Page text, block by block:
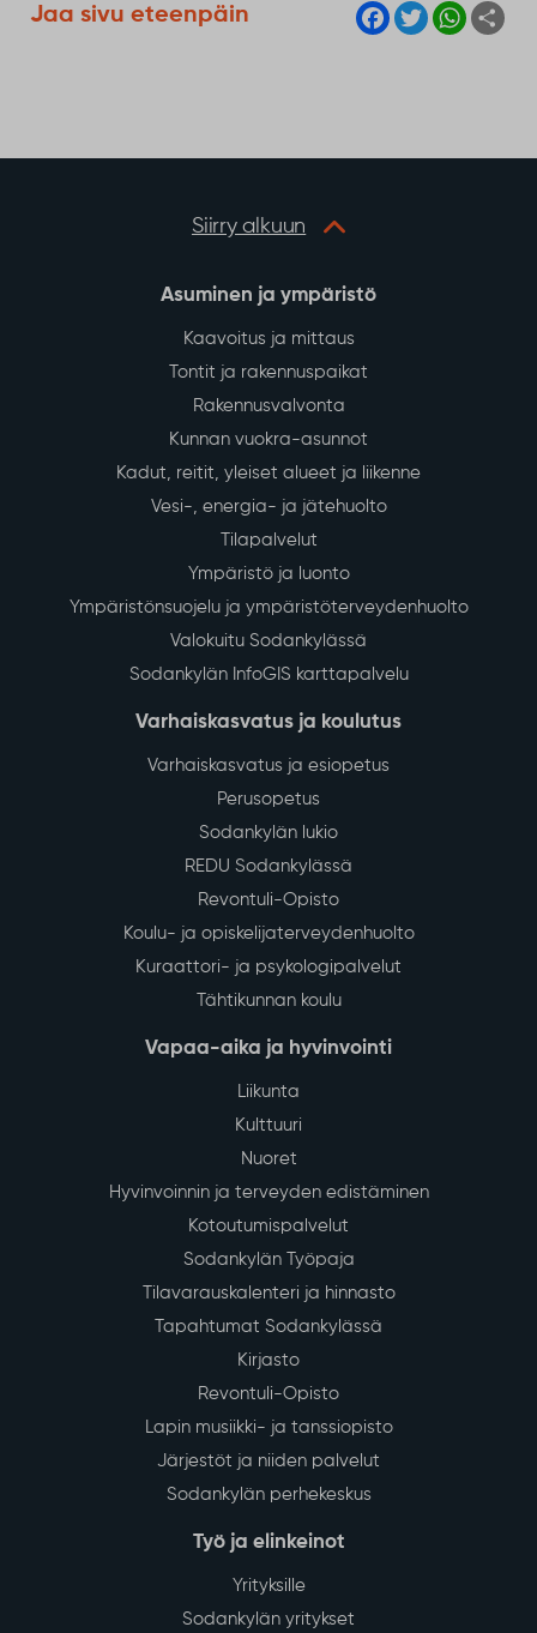
Jaa sivu eteenpäin
F
a
T
w
W
h
Siirry alkuun
Asuminen ja ympäristö
Kaavoitus ja mittaus
Tontit ja rakennuspaikat
Rakennusvalvonta
Kunnan vuokra-asunnot
Kadut, reitit, yleiset alueet ja liikenne
Vesi-, energia- ja jätehuolto
Tilapalvelut
Ympäristö ja luonto
Ympäristönsuojelu ja ympäristöterveydenhuolto
Valokuitu Sodankylässä
Sodankylän InfoGIS karttapalvelu
Varhaiskasvatus ja koulutus
Varhaiskasvatus ja esiopetus
Perusopetus
Sodankylän lukio
REDU Sodankylässä
Revontuli-Opisto
Koulu- ja opiskelijaterveydenhuolto
Kuraattori- ja psykologipalvelut
Tähtikunnan koulu
Vapaa-aika ja hyvinvointi
Liikunta
Kulttuuri
Nuoret
Hyvinvoinnin ja terveyden edistäminen
Kotoutumispalvelut
Sodankylän Työpaja
Tilavarauskalenteri ja hinnasto
Tapahtumat Sodankylässä
Kirjasto
Revontuli-Opisto
Lapin musiikki- ja tanssiopisto
Järjestöt ja niiden palvelut
Sodankylän perhekeskus
Työ ja elinkeinot
Yrityksille
Sodankylän yritykset